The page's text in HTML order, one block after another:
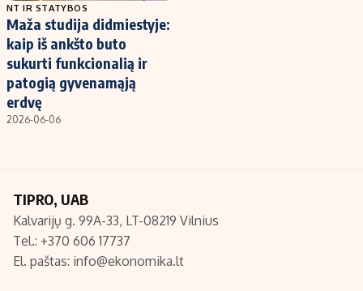
NT IR STATYBOS
Maža studija didmiestyje:
kaip iš ankšto buto
sukurti funkcionalią ir
patogią gyvenamąją
erdvę
2026-06-06
TIPRO, UAB
Kalvarijų g. 99A-33, LT-08219 Vilnius
Tel.: +370 606 17737
El. paštas: info@ekonomika.lt